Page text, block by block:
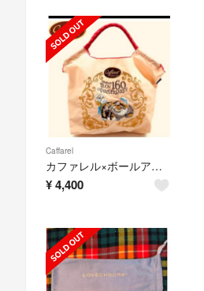
Caffarel
カファレル×ボールアンドチェーン バッグ
¥4,400